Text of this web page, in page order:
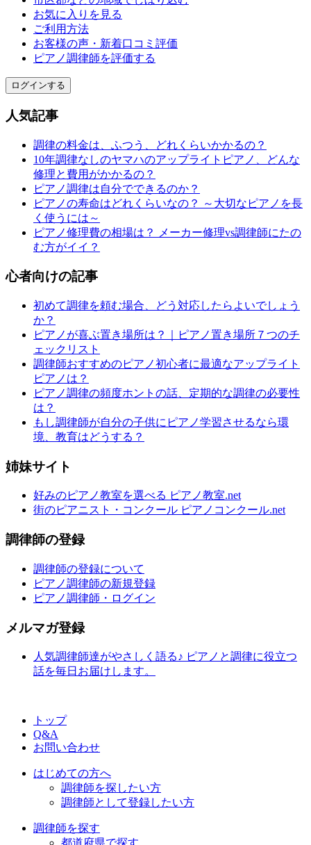
お気に入りを見る
ご利用方法
お客様の声・新着口コミ評価
ピアノ調律師を評価する
ログインする
人気記事
調律の料金は、ふつう、どれくらいかかるの？
10年調律なしのヤマハのアップライトピアノ、どんな
修理と費用がかかるの？
ピアノ調律は自分でできるのか？
ピアノの寿命はどれくらいなの？ ～大切なピアノを長
く使うには～
ピアノ修理費の相場は？ メーカー修理vs調律師にたの
む方がイイ？
心者向けの記事
初めて調律を頼む場合、どう対応したらよいでしょう
か？
ピアノが喜ぶ置き場所は？｜ピアノ置き場所７つのチ
ェックリスト
調律師おすすめのピアノ初心者に最適なアップライト
ピアノは？
ピアノ調律の頻度ホントの話、定期的な調律の必要性
は？
もし調律師が自分の子供にピアノ学習させるなら環
境、教育はどうする？
姉妹サイト
好みのピアノ教室を選べる ピアノ教室.net
街のピアニスト・コンクール ピアノコンクール.net
調律師の登録
調律師の登録について
ピアノ調律師の新規登録
ピアノ調律師・ログイン
メルマガ登録
人気調律師達がやさしく語る♪ ピアノと調律に役立つ
話を毎日お届けします。
トップ
Q&A
お問い合わせ
はじめての方へ
調律師を探したい方
調律師として登録したい方
調律師を探す